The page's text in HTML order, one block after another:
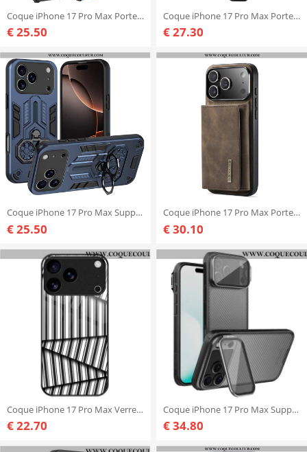
Coque iPhone 17 Pro Max Porte-Cartes Flip
€ 25.50
Coque iPhone 17 Pro Max Porte-Cartes et Sangle SUTENI
€ 27.30
Coque iPhone 17 Pro Max Support-Anneau et Béquille
€ 25.50
Coque iPhone 17 Pro Max Portefeuille Détachable DG.MING
€ 30.10
Coque iPhone 17 Pro Max Verre Trempé Rayures
€ 22.70
Coque iPhone 17 Pro Max Support CamShield Prop Series NILLKIN
€ 34.80